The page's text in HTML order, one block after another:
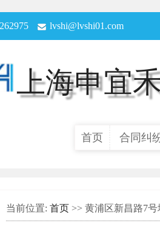
lvshi@lvshi01.com
上海申宜
首页 合同纠
当前位置: 首页 >> 黄浦区新昌路7